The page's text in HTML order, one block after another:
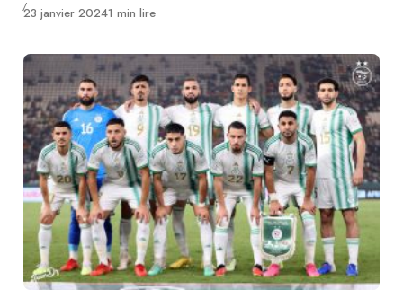
Publié
23 janvier 20241 min lire